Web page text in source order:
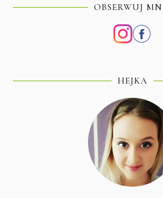
OBSERWUJ
HEJKA